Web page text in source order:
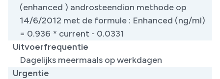
(enhanced ) androsteendion methode op
14/6/2012 met de formule : Enhanced (ng/ml)
= 0.936 * current - 0.0331
Uitvoerfrequentie
Dagelijks meermaals op werkdagen
Urgentie